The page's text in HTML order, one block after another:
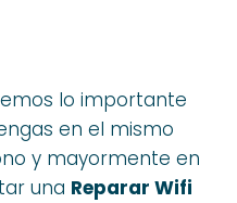
lo importante
en el mismo
y mayormente en
una Reparar Wifi